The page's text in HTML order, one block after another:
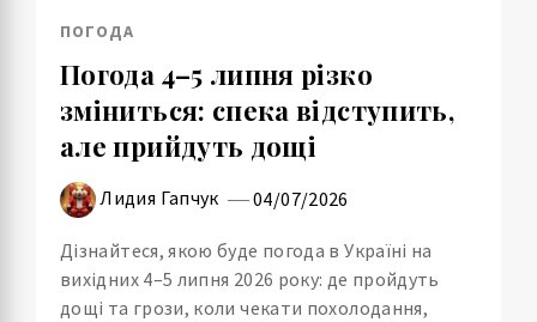
ПОГОДА
Погода 4–5 липня різко
зміниться: спека відступить,
але прийдуть дощі
Лидия Гапчук 04/07/2026
Дізнайтеся, якою буде погода в Україні на
вихідних 4–5 липня 2026 року: де пройдуть
дощі та грози, коли чекати похолодання,